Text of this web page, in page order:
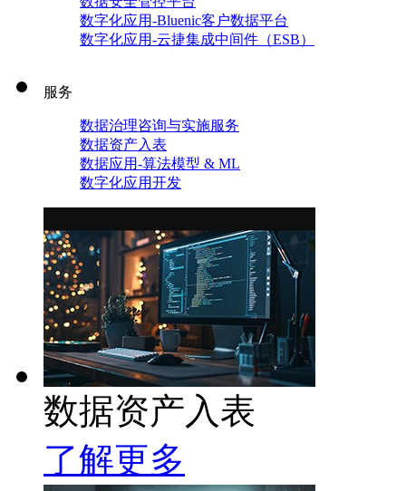
数字化应用-Bluenic客户数据平台
数字化应用-云捷集成中间件（ESB）
服务
数据治理咨询与实施服务
数据资产入表
数据应用-算法模型 & ML
数字化应用开发
数据资产入表
了解更多